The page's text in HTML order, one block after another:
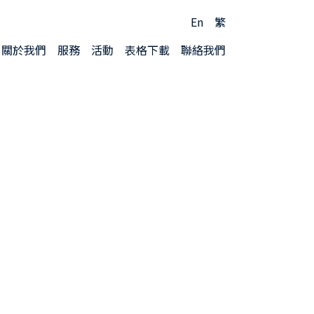
En
繁
關於我們
服務 活動 表格下載 聯絡我們